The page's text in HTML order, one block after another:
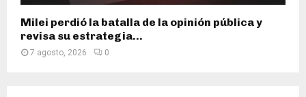
Milei perdió la batalla de la opinión pública y
revisa su estrategia...
7 agosto, 2026 0